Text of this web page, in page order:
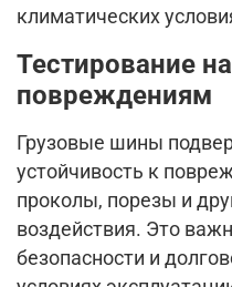
климатических
Тестирование
повреждениям
Грузовые шины
устойчивость к
проколы, порезы и
воздействия. Это
безопасности и